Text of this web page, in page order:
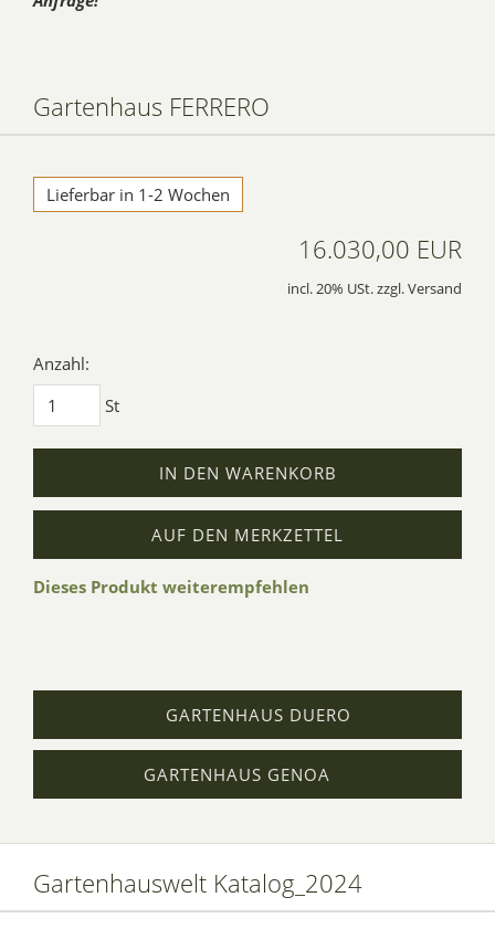
Gartenhaus FERRERO
Lieferbar in 1-2 Wochen
16.030,00 EUR
incl. 20% USt. zzgl. Versand
Anzahl:
St
IN DEN WARENKORB
AUF DEN MERKZETTEL
Dieses Produkt weiterempfehlen
GARTENHAUS DUERO
GARTENHAUS GENOA
Gartenhauswelt Katalog_2024